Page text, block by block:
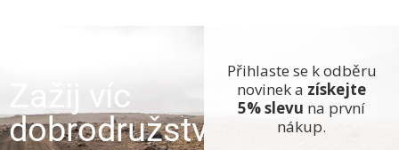
Zažij víc
dobrodružství
Přihlaste se k odběru
novinek a získejte
5% slevu na první
nákup.